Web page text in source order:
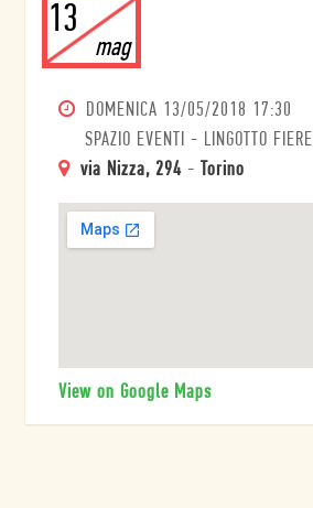
13
mag
DOMENICA 13/05/2018 17:30
SPAZIO EVENTI - LINGOTTO FIERE
via Nizza, 294 - Torino
View on Google Maps